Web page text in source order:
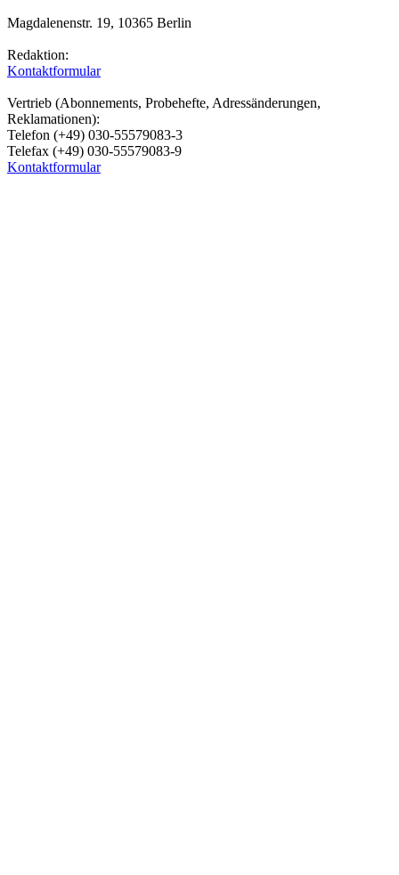
Magdalenenstr. 19, 10365 Berlin
Redaktion:
Kontaktformular
Vertrieb (Abonnements, Probehefte, Adressänderungen,
Reklamationen):
Telefon (+49) 030-55579083-3
Telefax (+49) 030-55579083-9
Kontaktformular